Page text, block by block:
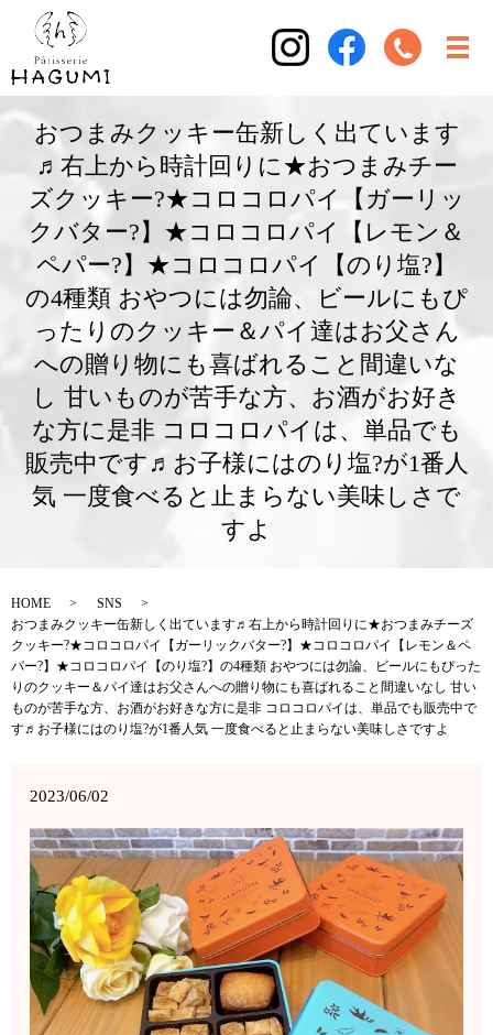
おつまみクッキー缶新しく出ています
♬右上から時計回りに★おつまみチー
ズクッキー?★コロコロパイ【ガーリッ
クバター?】★コロコロパイ【レモン＆
ペパー?】★コロコロパイ【のり塩?】
の4種類 おやつには勿論、ビールにもぴ
ったりのクッキー＆パイ達はお父さん
への贈り物にも喜ばれること間違いな
し 甘いものが苦手な方、お酒がお好き
な方に是非 コロコロパイは、単品でも
販売中です♬お子様にはのり塩?が1番人
気 一度食べると止まらない美味しさで
すよ
HOME
SNS
おつまみクッキー缶新しく出ています♬右上から時計回りに★おつまみチーズ
クッキー?★コロコロパイ【ガーリックバター?】★コロコロパイ【レモン＆ペ
パー?】★コロコロパイ【のり塩?】の4種類 おやつには勿論、ビールにもぴった
りのクッキー＆パイ達はお父さんへの贈り物にも喜ばれること間違いなし 甘い
ものが苦手な方、お酒がお好きな方に是非 コロコロパイは、単品でも販売中で
す♬お子様にはのり塩?が1番人気 一度食べると止まらない美味しさですよ
2023/06/02